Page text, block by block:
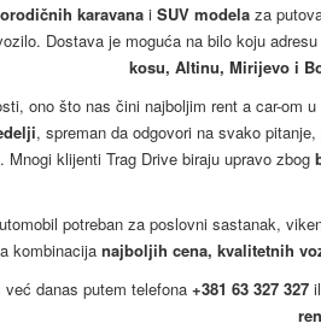
karavana iSUV modela za
Dostava je moguća na bilo koju
kosu, Altinu, Mirijevo i
ono što nas čini najboljim rent a car-om
, spreman da odgovori na svako
Mnogi klijenti Trag Drive biraju upravo zbog
potreban za poslovni sastanak,
kombinacija najboljih cena, kvalitetnih
već danas putem telefona+381 63 327 327